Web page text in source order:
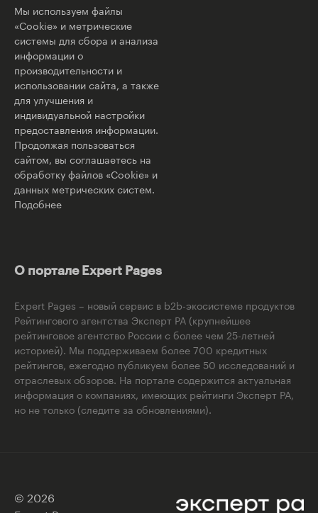
Мы используем файлы
«Cookie» и метрические
системы для сбора и анализа
информации о
производительности и
использовании сайта, а также
для улучшения и
индивидуальной настройки
предоставления информации.
Продолжая пользоваться
сайтом, вы соглашаетесь на
обработку файлов «Cookie» и
данных метрических систем.
Подобнее
О портале Expert Pages
Expert Pages – новый сервис в b2b-экосистеме продуктов
Рейтингового агентства Эксперт РА (крупнейшее
рейтинговое агентство России с более чем 25-летней
историей). Мы поддерживаем более 700 кредитных
рейтингов, ежегодно публикуем более 50 исследований и
отраслевых обзоров. На портале содержится актуальная
информация о компаниях, имеющих рейтинги Эксперт РА,
но не только (следите за обновлениями).
© 2026